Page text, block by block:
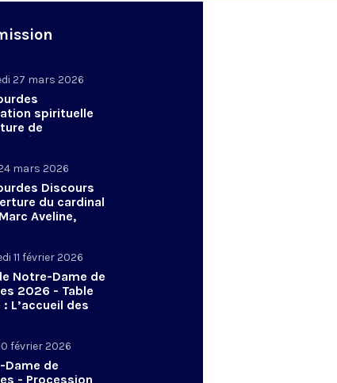
27 mars 2026
spirituelle
de
des
mars 2026
Discours
du cardinal
Aveline,
de la CEF -
11 février 2026
Notre-Dame de
2026 - Table
L’accueil des
aujourd’hui et
février 2026
Dame de
- Procession